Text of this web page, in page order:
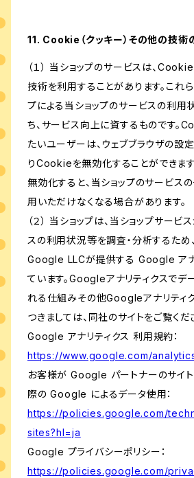
11. Cookie（クッキー）その他の技術
（１） 当ショップのサービスは、
技術を利用することがあります。これ
プによる当ショップのサービスの利用
ち、サービス向上に資するものです。
たいユーザーは、ウェブブラウザの設
りCookieを無効化することができま
無効化すると、当ショップのサービス
用いただけなくなる場合があります。
（２） 当ショップは、当ショップサー
スの利用状況等を調査・分析するため
Google LLCが提供する Google アナ
ています。Googleアナリティクスでデ
れる仕組みその他Googleアナリティ
つきましては、同社のサイトをご覧くだ
Google アナリティクス 利用規約：
https://www.google.com/
お客様が Google パートナーのサイ
際の Google によるデータ使用：
https://policies.google.com/
sites?hl=ja
Google プライバシーポリシー：
https://policies.google.com/